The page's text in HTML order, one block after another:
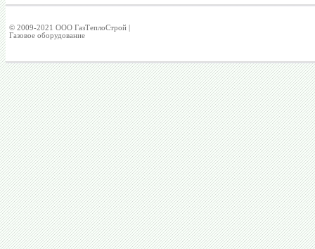
© 2009-2021 ООО ГазТеплоСтрой |
Газовое оборудование